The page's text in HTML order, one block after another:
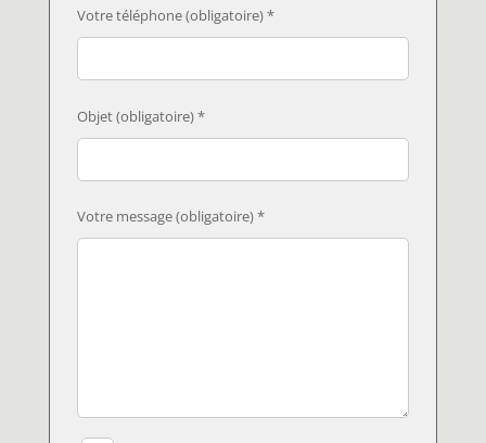
Votre téléphone (obligatoire) *
Objet (obligatoire) *
Votre message (obligatoire) *